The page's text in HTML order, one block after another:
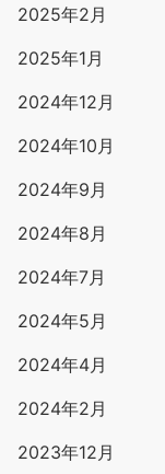
2025年2月
2025年1月
2024年12月
2024年10月
2024年9月
2024年8月
2024年7月
2024年5月
2024年4月
2024年2月
2023年12月